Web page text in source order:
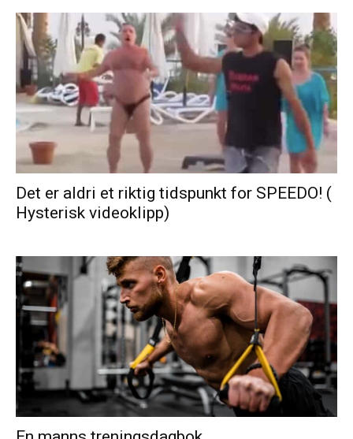
Det er aldri et riktig tidspunkt for SPEEDO! (
Hysterisk videoklipp)